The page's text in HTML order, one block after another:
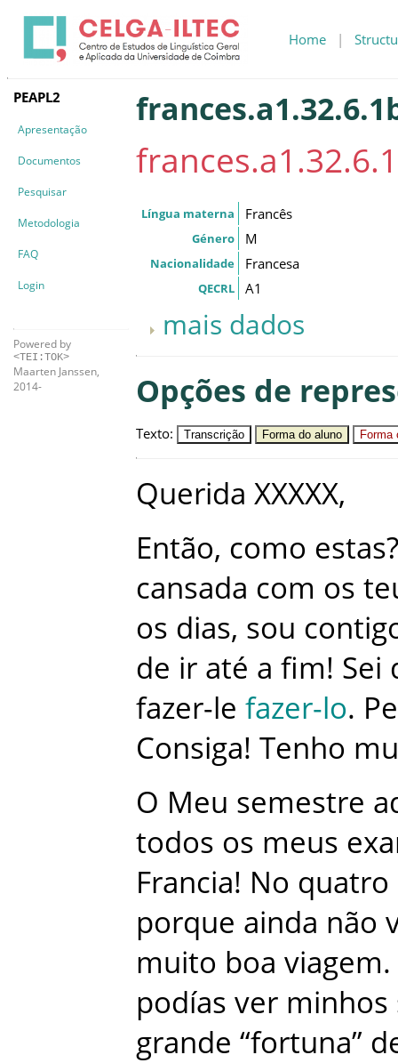
Home |
PEAPL2
Apresentação
Documentos
Pesquisar
Metodologia
FAQ
Login
Powered by
<TEI:TOK>
Maarten Janssen,
2014-
Língua materna Francês
Género M
Nacionalidade Francesa
QECRL A1
mais dados
Opções de
Texto: Transcrição Forma do aluno Forma
Querida XXXXX,
Então, como estas?
cansada com os
os dias, sou
de ir até a fim! Sei
fazer-le fazer-lo.
Consiga! Tenho
O Meu semestre
todos os meus
Francia! No quatro
porque ainda não
muito boa viagem.
podías ver minhos
grande “fortuna”